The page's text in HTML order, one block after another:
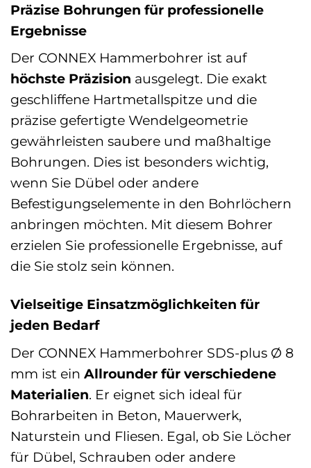
Präzise Bohrungen für professionelle
Ergebnisse
Der CONNEX Hammerbohrer ist auf
höchste Präzision ausgelegt. Die exakt
geschliffene Hartmetallspitze und die
präzise gefertigte Wendelgeometrie
gewährleisten saubere und maßhaltige
Bohrungen. Dies ist besonders wichtig,
wenn Sie Dübel oder andere
Befestigungselemente in den Bohrlöchern
anbringen möchten. Mit diesem Bohrer
erzielen Sie professionelle Ergebnisse, auf
die Sie stolz sein können.
Vielseitige Einsatzmöglichkeiten für
jeden Bedarf
Der CONNEX Hammerbohrer SDS-plus Ø 8
mm ist ein Allrounder für verschiedene
Materialien. Er eignet sich ideal für
Bohrarbeiten in Beton, Mauerwerk,
Naturstein und Fliesen. Egal, ob Sie Löcher
für Dübel, Schrauben oder andere